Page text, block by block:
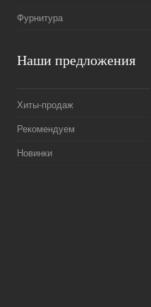
Фурнитура
Наши предложения
Хиты-продаж
Рекомендуем
Новинки